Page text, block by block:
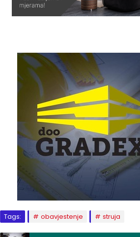
Tags: obavjestenje struja